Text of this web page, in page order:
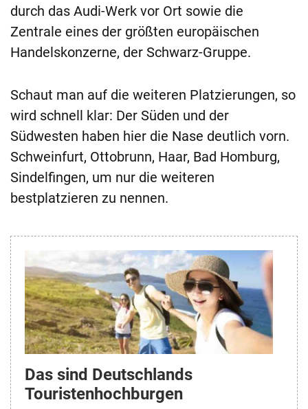
durch das Audi-Werk vor Ort sowie die
Zentrale eines der größten europäischen
Handelskonzerne, der Schwarz-Gruppe.
Schaut man auf die weiteren Platzierungen, so
wird schnell klar: Der Süden und der
Südwesten haben hier die Nase deutlich vorn.
Schweinfurt, Ottobrunn, Haar, Bad Homburg,
Sindelfingen, um nur die weiteren
bestplatzieren zu nennen.
Das sind Deutschlands
Touristenhochburgen